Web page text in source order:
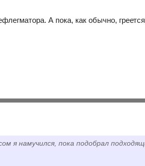
А пока, как обычно,
я намучился, пока подобрал